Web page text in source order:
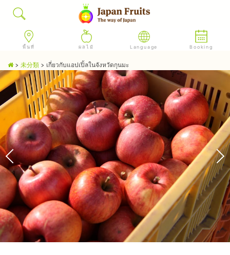
พื้นที่ ผลไม้ Language Booking
> 未分類 > เกี่ยวกับแอปเปิ้ลในจังหวัดกุนมะ